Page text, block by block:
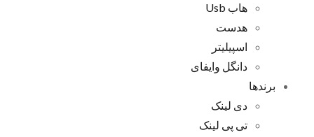
هاب Usb
هدست
اسپیلیتر
دانگل وایفای
برندها
دی لینک
تی پی لینک